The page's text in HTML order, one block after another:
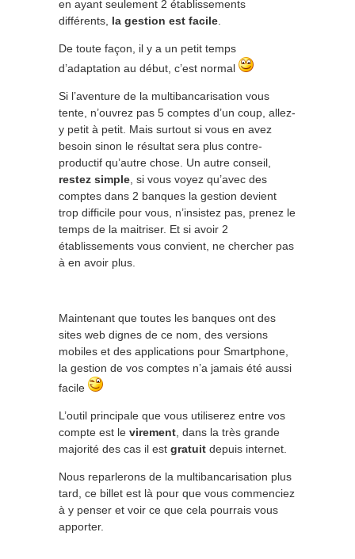
en ayant seulement 2 établissements
différents, la gestion est facile
De toute façon, il y a un petit temps
d’adaptation au début, c’est normal
Si l’aventure de la multibancarisation vous
tente, n’ouvrez pas 5 comptes d’un coup, allez-
y petit à petit. Mais surtout si vous en avez
besoin sinon le résultat sera plus contre-
productif qu’autre chose. Un autre conseil,
restez simple , si vous voyez qu’avec des
comptes dans 2 banques la gestion devient
trop difficile pour vous, n’insistez pas, prenez le
temps de la maitriser. Et si avoir 2
établissements vous convient, ne chercher pas
à en avoir plus.
Maintenant que toutes les banques ont des
sites web dignes de ce nom, des versions
mobiles et des applications pour Smartphone,
la gestion de vos comptes n’a jamais été aussi
facile
L’outil principale que vous utiliserez entre vos
compte est le virement , dans la très grande
majorité des cas il est gratuit depuis internet.
Nous reparlerons de la multibancarisation plus
tard, ce billet est là pour que vous commenciez
à y penser et voir ce que cela pourrais vous
apporter.